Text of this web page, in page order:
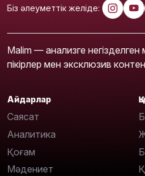
Біз әлеуметтік желіде:
Malim — анализге
пікірлер мен эксклюзив
Айдарлар
Саясат
Аналитика
Қоғам
Мәдениет